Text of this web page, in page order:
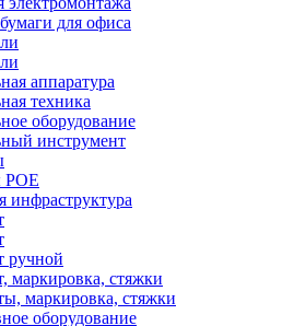
для офиса
аппаратура
техника
оборудование
инструмент
инфраструктура
ручной
маркировка, стяжки
маркировка, стяжки
оборудование